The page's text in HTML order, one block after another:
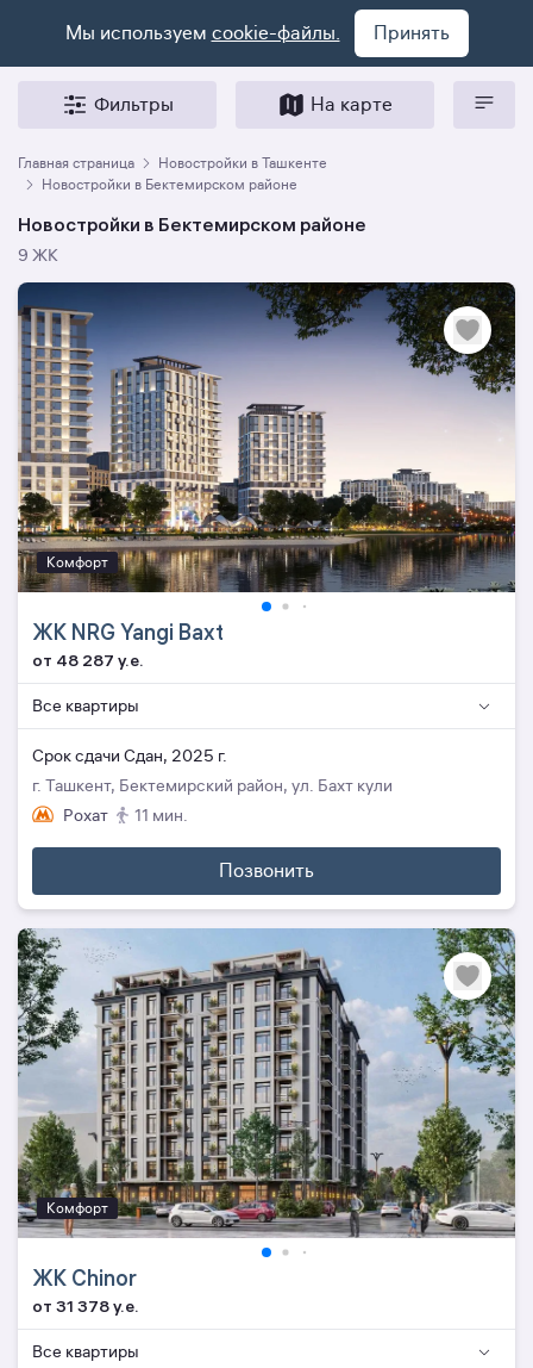
Мы используем cookie-файлы. Принять
Фильтры На карте
Главная страница
Новостройки в Ташкенте
Новостройки в Бектемирском районе
Новостройки в Бектемирском районе
9 ЖК
Комфорт
ЖК NRG Yangi Baxt
от 48 287 y.e.
Все квартиры
Cрок сдачи Сдан, 2025 г.
г. Ташкент, Бектемирский район, ул. Бахт кули
Рохат
11 мин.
Позвонить
Комфорт
ЖК Chinor
от 31 378 y.e.
Все квартиры